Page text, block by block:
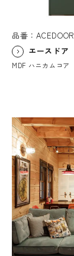
品番：ACEDOOR
エースドア
MDF ハニカムコア